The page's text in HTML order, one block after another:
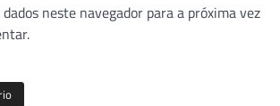
neste navegador para a próxima vez